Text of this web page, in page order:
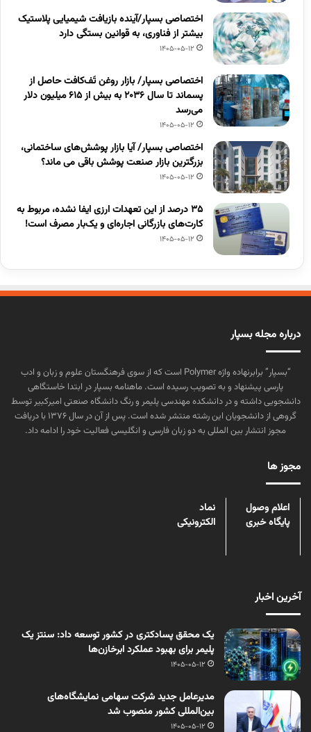
اختصاصی بسپار/آینده بازیافت شیمیایی پلاستیک
بیشتر از فناوری، به قوانین بستگی دارد
1405-05-12
اختصاصی بسپار/ بازار روغن تَف‌کافت حاصل از
پسماند تا سال ۲۰۳۶ به بیش از ۶۱۵ میلیون دلار
می‌رسد
1405-05-12
اختصاصی بسپار/ آیا بازار پوشش‌های ساختمانی،
بزرگترین بازار صنعت پوشش باقی می ماند؟
1405-05-12
۳۵ درصد از این تعهدات ارزی ایفا نشده، مربوط به
کارت‌های بازرگانی اجاره‌ای و یک‌بار مصرف است!
1405-05-12
درباره مجله بسپار
“بسپار” برابرنهاده واژه Polymer است که از سوی فرهنگستان علوم و زبان و ادب
پارسی پیشنهاد و به تصویب رسیده است. ماهنامه بسپار در ابتدا خاستگاهی
دانشجویی داشته و در دانشکده مهندسی پلیمر و رنگ دانشگاه صنعتی امیرکبیر توسط
گروهی از دانشجویان این رشته منتشر شده است. پس از آن در سال ۱۳۷۶ با دریافت
مجوز انتشار بین المللی به دو زبان فارسی و انگلیسی فعالیت خود را ادامه داد.
مجوز ها
اعلام وصول
پایگاه خبری
نماد
الکترونیکی
آخرین اخبار
یک محقق پسادکتری در کشور توسعه داد: سنتز یک
پلیمر برای بهبود عملکرد ابرخازن‌ها
1405-05-12
مدیرعامل جدید شرکت سهامی نمایشگاه‌های
بین‌المللی کشور منصوب شد
1405-05-12